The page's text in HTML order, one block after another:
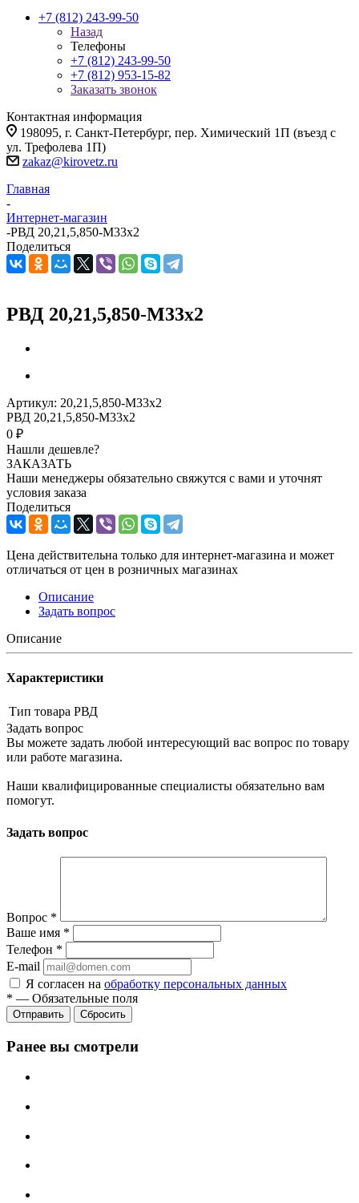
+7 (812) 243-99-50
Назад
Телефоны
+7 (812) 243-99-50
+7 (812) 953-15-82
Заказать звонок
Контактная информация
198095, г. Санкт-Петербург, пер. Химический 1П (въезд с
ул. Трефолева 1П)
zakaz@kirovetz.ru
Главная
-
Интернет-магазин
-РВД 20,21,5,850-М33х2
Поделиться
РВД 20,21,5,850-М33х2
Артикул: 20,21,5,850-М33х2
РВД 20,21,5,850-М33х2
0 ₽
Нашли дешевле?
ЗАКАЗАТЬ
Наши менеджеры обязательно свяжутся с вами и уточнят
условия заказа
Поделиться
Цена действительна только для интернет-магазина и может
отличаться от цен в розничных магазинах
Описание
Задать вопрос
Описание
Характеристики
Тип товара РВД
Задать вопрос
Вы можете задать любой интересующий вас вопрос по товару
или работе магазина.
Наши квалифицированные специалисты обязательно вам
помогут.
Задать вопрос
Вопрос *
Ваше имя *
Телефон *
E-mail
Я согласен на обработку персональных данных
* — Обязательные поля
Сбросить
Ранее вы смотрели